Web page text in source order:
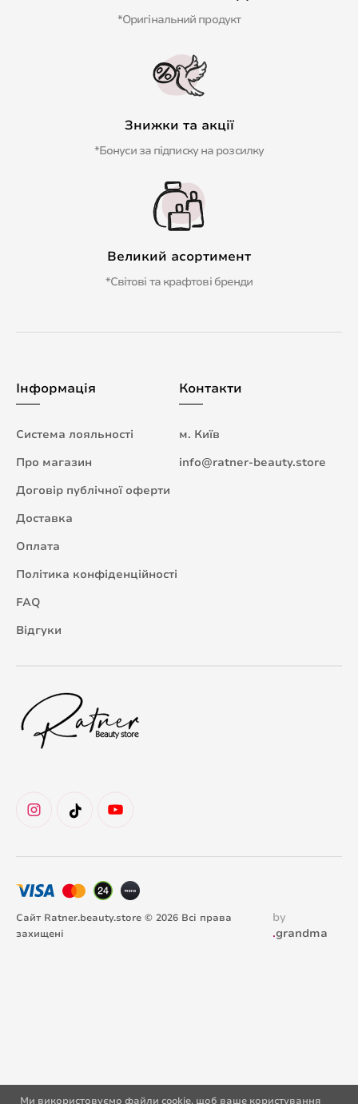
*Оригінальний продукт
Знижки та акції
*Бонуси за підписку на розсилку
Великий асортимент
*Світові та крафтові бренди
Інформація
Система лояльності
Про магазин
Договір публічної оферти
Доставка
Оплата
Політика конфіденційності
FAQ
Відгуки
Контакти
м. Київ
info@ratner-beauty.store
Сайт Ratner.beauty.store © 2026 Всі права
захищені
by
.grandma
Ми використовуємо файли cookie, щоб ваше користування